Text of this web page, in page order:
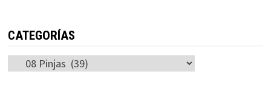
CATEGORÍAS
Categorías